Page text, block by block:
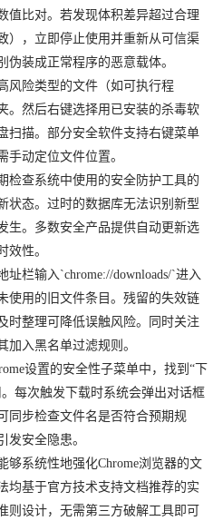
值比对。若发现体积差异超过合理
），立即停止使用并重新从可信渠
装成正常程序的恶意载体。
风险类型的文件（如可执行程
。然后右键选择用已安装的杀毒软
扫描。部分安全软件支持右键菜单
手动定位文件位置。
检查系统中使用的安全防护工具的
状态。过时的数据库无法识别新型
生。多数安全产品提供自动更新选
效性。
栏输入`chrome://downloads/`进入
使用的旧文件条目。残留的失效链
时整理可降低误触风险。同时关注
加入黑名单过滤规则。
设置的安全性子菜单中，找到“下
每次触发下载时系统会弹出对话框
同步检查文件名是否符合预期规
发安全隐患。
够系统性地强化Chrome浏览器的文
均基于官方技术支持文档推荐的实
则设计，无需第三方破解工具即可